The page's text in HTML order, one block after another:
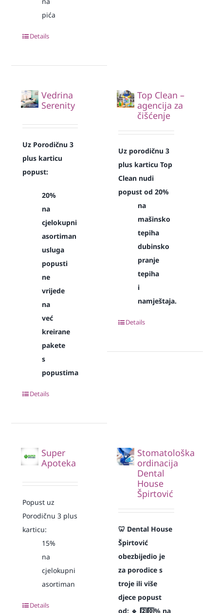
pića
Details
Vedrina
Serenity
Uz Porodičnu 3
plus karticu
popust:
20%
na
cjelokupni
asortiman
usluga
popusti
ne
vrijede
na
već
kreirane
pakete
s
popustima
Details
Top Clean –
agencija za
čišćenje
Uz porodičnu 3
plus karticu Top
Clean nudi
popust od 20%
na
mašinsko
tepiha
dubinsko
pranje
tepiha
i
namještaja.
Details
Super
Apoteka
Popust uz
Porodičnu 3 plus
karticu:
15%
na
cjelokupni
asortiman
Details
Stomatološka
ordinacija
Dental
House
Špirtović
🦷 Dental House
Špirtović
obezbijedio je
za porodice s
troje ili više
djece popust
od: 🔹 2️⃣0️⃣% na